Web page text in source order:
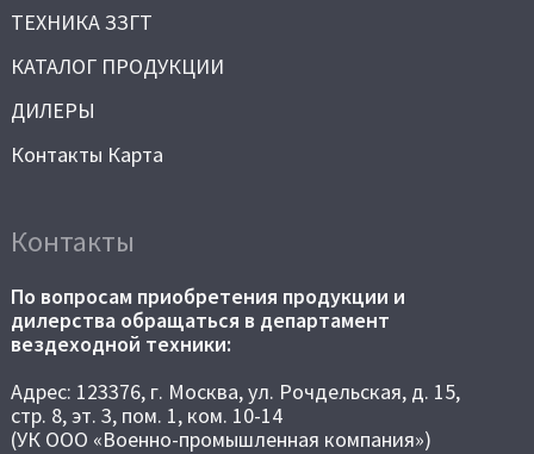
ТЕХНИКА ЗЗГТ
КАТАЛОГ ПРОДУКЦИИ
ДИЛЕРЫ
Контакты Карта
Контакты
По вопросам приобретения продукции и
дилерства обращаться в департамент
вездеходной техники:
Адрес: 123376, г. Москва, ул. Рочдельская, д. 15,
стр. 8, эт. 3, пом. 1, ком. 10-14
(УК ООО «Военно-промышленная компания»)